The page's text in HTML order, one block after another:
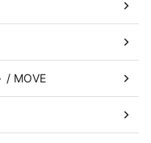
/ MOVE